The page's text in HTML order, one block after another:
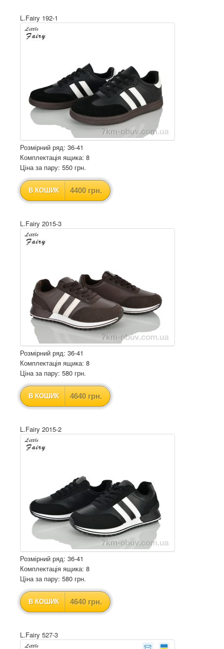
L.Fairy 192-1
Розмірний ряд: 36-41
Комплектація ящика: 8
Ціна за пару: 550 грн.
В КОШИК 4400 грн.
L.Fairy 2015-3
Розмірний ряд: 36-41
Комплектація ящика: 8
Ціна за пару: 580 грн.
В КОШИК 4640 грн.
L.Fairy 2015-2
Розмірний ряд: 36-41
Комплектація ящика: 8
Ціна за пару: 580 грн.
В КОШИК 4640 грн.
L.Fairy 527-3